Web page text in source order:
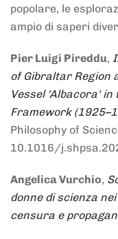
popolare, le
ampio di saperi
Pier Luigi Pireddu,
of Gibraltar Region
Vessel 'Albacora'
Framework
Philosophy of
10.1016/
Angelica Vurchio,
donne di scienza
censura e